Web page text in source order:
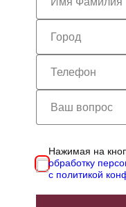
Нажимая на
обработку
с политикой